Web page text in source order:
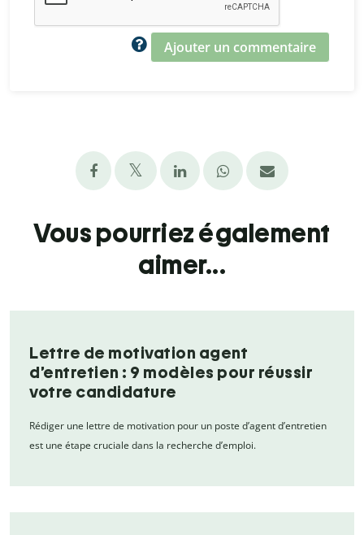
Ajouter un commentaire
Vous pourriez également
aimer...
Lettre de motivation agent
d’entretien : 9 modèles pour réussir
votre candidature
Rédiger une lettre de motivation pour un poste d’agent d’entretien
est une étape cruciale dans la recherche d’emploi.